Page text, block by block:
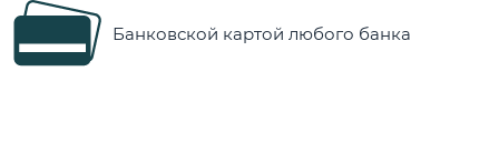
Банковской картой любого банка